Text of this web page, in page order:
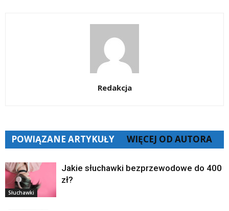
Redakcja
POWIĄZANE ARTYKUŁY WIĘCEJ OD AUTORA
Słuchawki
Jakie słuchawki bezprzewodowe do 400
zł?